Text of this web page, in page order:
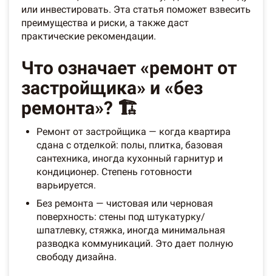
или инвестировать. Эта статья поможет взвесить
преимущества и риски, а также даст
практические рекомендации.
Что означает «ремонт от
застройщика» и «без
ремонта»? 🏗️
Ремонт от застройщика — когда квартира
сдана с отделкой: полы, плитка, базовая
сантехника, иногда кухонный гарнитур и
кондиционер. Степень готовности
варьируется.
Без ремонта — чистовая или черновая
поверхность: стены под штукатурку/
шпатлевку, стяжка, иногда минимальная
разводка коммуникаций. Это дает полную
свободу дизайна.